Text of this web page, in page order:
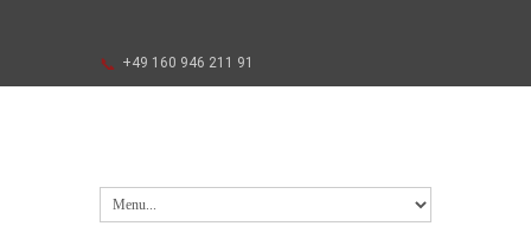
+49 160 946 211 91